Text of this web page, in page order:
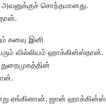
சொந்தமானது.
கனவு இனி
வில்லியம் ஹாக்கின்ஸ்தான்.
ஏங்கினான். ஜான் ஹாக்கின்ஸ்